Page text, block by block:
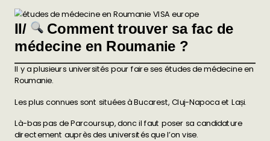
II/ Comment trouver sa fac de
médecine en Roumanie ?
Il y a plusieurs universités pour faire ses études de médecine en
Roumanie.
Les plus connues sont situées à Bucarest, Cluj-Napoca et Lași.
Là-bas pas de Parcoursup, donc il faut poser sa candidature
directement auprès des universités que l’on vise.